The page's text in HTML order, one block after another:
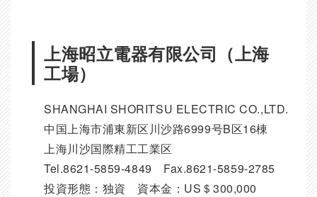
上海昭立電器有限公司（上海
工場）
SHANGHAI SHORITSU ELECTRIC CO.,LTD.
中国上海市浦東新区川沙路6999号B区16棟
上海川沙国際精工工業区
Tel.8621-5859-4849 Fax.8621-5859-2785
投資形態：独資 資本金：US＄300,000